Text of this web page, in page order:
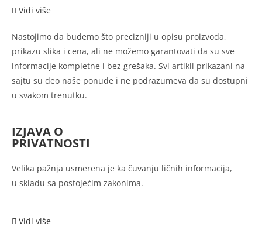
Vidi više
Nastojimo da budemo što precizniji u opisu proizvoda,
prikazu slika i cena, ali ne možemo garantovati da su sve
informacije kompletne i bez grešaka. Svi artikli prikazani na
sajtu su deo naše ponude i ne podrazumeva da su dostupni
u svakom trenutku.
IZJAVA O
PRIVATNOSTI
Velika pažnja usmerena je ka čuvanju ličnih informacija,
u skladu sa postojećim zakonima.
Vidi više